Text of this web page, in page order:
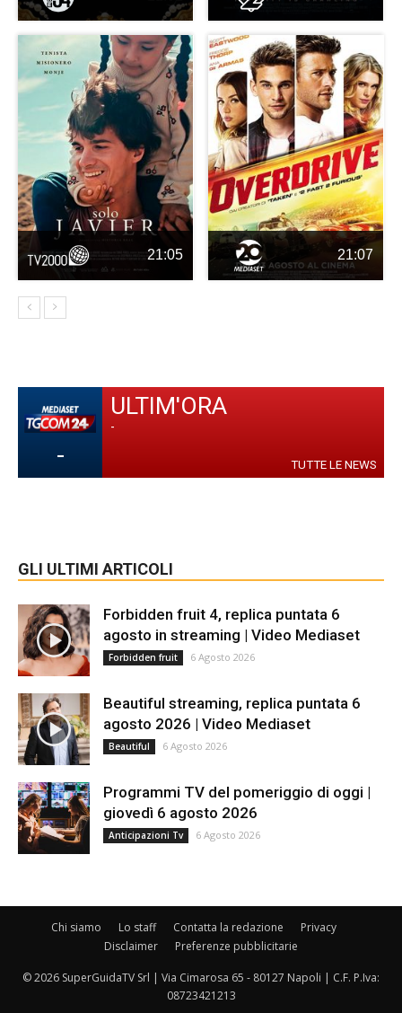
21:05 21:07
-
ULTIM'ORA
-
TUTTE LE NEWS
GLI ULTIMI ARTICOLI
Forbidden fruit 4, replica puntata 6
agosto in streaming | Video Mediaset
Forbidden fruit 6 Agosto 2026
Beautiful streaming, replica puntata 6
agosto 2026 | Video Mediaset
Beautiful 6 Agosto 2026
Programmi TV del pomeriggio di oggi |
giovedì 6 agosto 2026
Anticipazioni Tv 6 Agosto 2026
Chi siamo Lo staff Contatta la redazione
Privacy
Disclaimer
Preferenze pubblicitarie
© 2026 SuperGuidaTV Srl | Via Cimarosa 65 - 80127 Napoli | C.F. P.Iva:
08723421213